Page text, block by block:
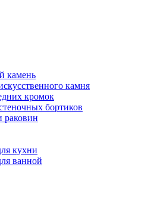
камень
камня
кромок
бортиков
раковин
кухни
ванной